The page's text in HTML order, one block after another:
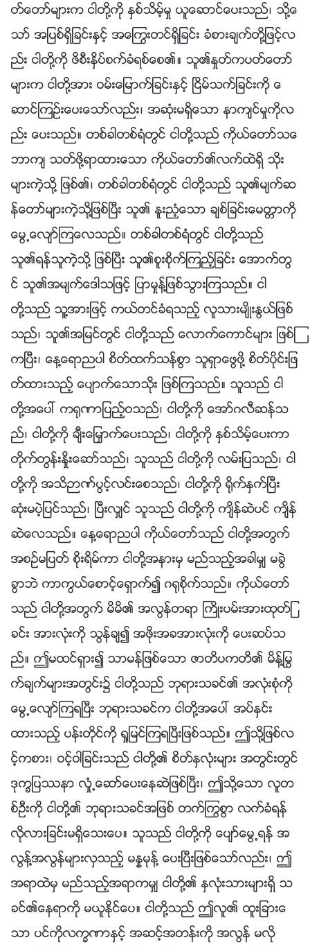
တ္ေတာ္မ်ားက ငါတို႔ကို ႏွစ္သိမ့္မႈ ယူေဆာင္ေပးသည္၊ သို႔ေ
သာ္ အျပစ္ရွိျခင္းႏွင့္ အေႂကြးတင္ရွိျခင္း ခံစားခ်က္တို႔ျဖင့္လ
ည္း ငါတို႔ကို ဖိစီးႏွိပ္စက္ခံရစ္ေစ၏။ သူ၏ႏႈတ္ကပတ္ေတာ္
မ်ားက ငါတို႔အား ဝမ္းေျမာက္ျခင္းႏွင့္ ၿငိမ္သက္ျခင္းကို ေ
ဆာင္ၾကဥ္းေပးေသာ္လည္း၊ အဆုံးမရွိေသာ နာက်င္မႈကိုလ
ည္း ေပးသည္။ တစ္ခါတစ္ရံတြင္ ငါတို႔သည္ ကိုယ္ေတာ္သေ
ဘာက် သတ္ဖို႔ရာထားေသာ ကိုယ္ေတာ္၏လက္ထဲရွိ သိုး
မ်ားကဲ့သို႔ ျဖစ္၏၊ တစ္ခါတစ္ရံတြင္ ငါတို႔သည္ သူ၏မ်က္ဆ
န္ေတာ္မ်ားကဲ့သို႔ျဖစ္ၿပီး သူ၏ ႏူးညံ့ေသာ ခ်စ္ျခင္းေမတၱာကို
ေမြ႕ေလ်ာ္ၾကေလသည္။ တစ္ခါတစ္ရံတြင္ ငါတို႔သည္
သူ၏ရန္သူကဲ့သို႔ ျဖစ္ၿပီး သူ၏စူးစိုက္ၾကည့္ျခင္း ေအာက္တြ
င္ သူ၏အမ်က္ေဒါသျဖင့္ ျပာမႈန႔္ျဖစ္သြားၾကသည္။ ငါ
တို႔သည္ သူ႔အားျဖင့္ ကယ္တင္ခံရသည့္ လူသားမ်ိဳးႏြယ္ျဖစ္
သည္၊ သူ၏အျမင္တြင္ ငါတို႔သည္ ေလာက္ေကာင္မ်ား ျဖစ္ၾ
ကၿပီး၊ ေန႔ေရာညပါ စိတ္ထက္သန္စြာ သူရွာေဖြဖို႔ စိတ္ပိုင္းျဖ
တ္ထားသည့္ ေပ်ာက္ေသာသိုး ျဖစ္ၾကသည္။ သူသည္ ငါ
တို႔အေပၚ က႐ုဏာျပည့္ဝသည္၊ ငါတို႔ကို ေအာ္ဂလီဆန္သ
ည္၊ ငါတို႔ကို ခ်ီးေျမႇာက္ေပးသည္၊ ငါတို႔ကို ႏွစ္သိမ့္ေပးကာ
တိုက္တြန္းႏႈိးေဆာ္သည္၊ သူသည္ ငါတို႔ကို လမ္းျပသည္၊ ငါ
တို႔ကို အသိဉာဏ္ပြင့္လင္းေစသည္၊ ငါတို႔ကို ႐ိုက္ႏွက္ၿပီး
ဆုံးမပဲ့ျပင္သည္၊ ၿပီးလွ်င္ သူသည္ ငါတို႔ကို က်ိန္ဆဲပင္ က်ိန္
ဆဲေလသည္။ ေန႔ေရာညပါ ကိုယ္ေတာ္သည္ ငါတို႔အတြက္
အစဥ္မျပတ္ စိုးရိမ္ကာ ငါတို႔အနားမွ မည္သည့္အခါမွ် မခြဲ
ခြာဘဲ ကာကြယ္ေစာင့္ေရွာက္၍ ဂ႐ုစိုက္သည္။ ကိုယ္ေတာ္
သည္ ငါတို႔အတြက္ မိမိ၏ အလြန္တရာ ႀကိဳးပမ္းအားထုတ္ျ
ခင္း အားလုံးကို သြန္ခ်၍ အဖိုးအခအားလုံးကို ေပးဆပ္သ
ည္။ ဤမထင္ရွား၍ သာမန္ျဖစ္ေသာ ဇာတိပကတိ၏ မိန္႔ႁမြ
က္ခ်က္မ်ားအတြင္း၌ ငါတို႔သည္ ဘုရားသခင္၏ အလုံးစုံကို
ေမြ႕ေလ်ာ္ၾကရၿပီး ဘုရားသခင္က ငါတို႔အေပၚ အပ္ႏွင္း
ထားသည့္ ပန္းတိုင္ကို ရႈျမင္ၾကရၿပီးျဖစ္သည္။ ဤသို႔ျဖစ္လ
င့္ကစား၊ ဝင့္ဝါျခင္းသည္ ငါတို႔၏ စိတ္ႏွလုံးမ်ား အတြင္းတြင္
ဒုကၡျပႆနာ လႈံ႕ေဆာ္ေပးေနဆဲျဖစ္ၿပီး၊ ဤသို႔ေသာ လူတ
စ္ဦးကို ငါတို႔၏ ဘုရားသခင္အျဖစ္ တက္ႂကြစြာ လက္ခံရန္
လိုလားျခင္းမရွိေသးေပ။ သူသည္ ငါတို႔ကို ေပ်ာ္ေမြ႕ရန္ အ
လြန႔္အလြန္မ်ားလွသည့္ မႏၷမုန႔္ ေပးၿပီးျဖစ္ေသာ္လည္း၊ ဤ
အရာထဲမွ မည္သည့္အရာကမွ် ငါတို႔၏ ႏွလုံးသားမ်ားရွိ သ
ခင္၏ေနရာကို မယူႏိုင္ေပ။ ငါတို႔သည္ ဤလူ၏ ထူးျခားေ
သာ ပင္ကိုလကၡဏာႏွင့္ အဆင့္အတန္းကို အလြန္ မလို